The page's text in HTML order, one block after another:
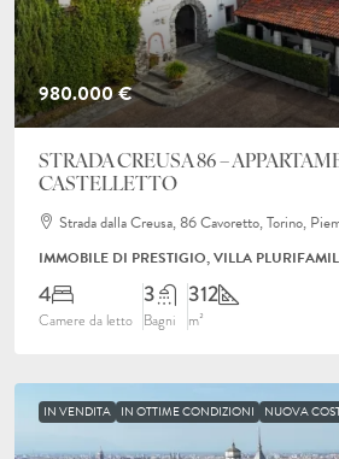
980.000 €
STRADA CREUSA 86 –
CASTELLETTO
Strada dalla Creusa, 86 Cavoretto, Torino,
IMMOBILE DI PRESTIGIO, VILLA
4
Camere da letto
3
Bagni
312
m²
IN VENDITA IN OTTIME CONDIZIONI NUOVA